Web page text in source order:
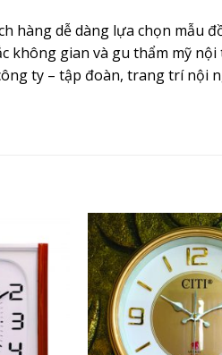
hàng dễ dàng lựa chọn mẫu
không gian và gu thẩm mỹ nội
ty – tập đoàn, trang trí nội